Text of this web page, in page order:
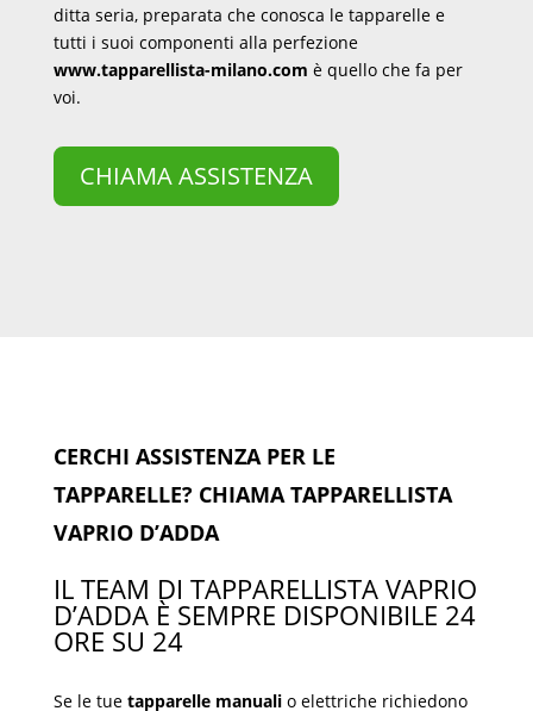
ditta seria, preparata che conosca le tapparelle e
tutti i suoi componenti alla perfezione
www.tapparellista-milano.com è quello che fa per
voi.
CHIAMA ASSISTENZA
CERCHI ASSISTENZA PER LE
TAPPARELLE? CHIAMA TAPPARELLISTA
VAPRIO D’ADDA
IL TEAM DI TAPPARELLISTA VAPRIO
D’ADDA È SEMPRE DISPONIBILE 24
ORE SU 24
Se le tue tapparelle manualio elettriche richiedono